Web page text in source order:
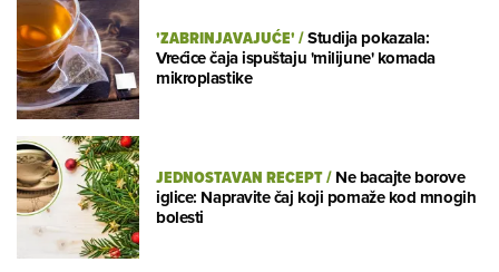
'ZABRINJAVAJUĆE'/Studija pokazala:
Vrećice čaja ispuštaju 'milijune' komada
mikroplastike
JEDNOSTAVAN RECEPT/Ne bacajte borove
iglice: Napravite čaj koji pomaže kod mnogih
bolesti